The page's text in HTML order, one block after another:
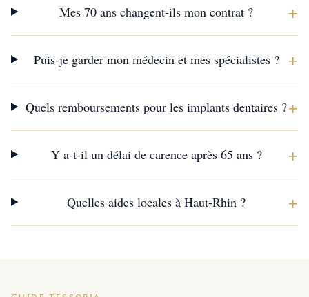
Mes 70 ans changent-ils mon contrat ? +
Puis-je garder mon médecin et mes spécialistes ? +
Quels remboursements pour les implants dentaires ?+
Y a-t-il un délai de carence après 65 ans ? +
Quelles aides locales à Haut-Rhin ? +